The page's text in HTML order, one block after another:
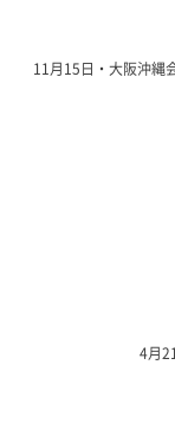
11月15日・大阪沖縄
4月